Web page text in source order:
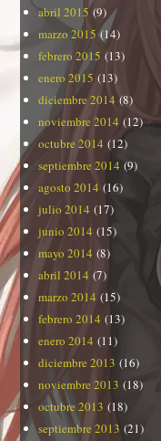
abril 2015(9)
marzo 2015(14)
febrero 2015 (13)
enero 2015 (13)
diciembre 2014 (8)
noviembre 2014 (12)
octubre 2014 (12)
septiembre 2014 (9)
agosto 2014 (16)
julio 2014 (17)
junio 2014 (15)
mayo 2014 (8)
abril 2014 (7)
marzo 2014 (15)
febrero 2014 (13)
enero 2014 (11)
diciembre 2013 (16)
noviembre 2013 (18)
octubre 2013 (18)
septiembre 2013 (21)